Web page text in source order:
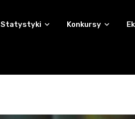
Statystyki Konkursy